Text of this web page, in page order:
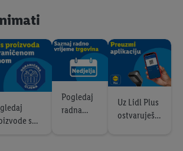
Od ponedjeljka, 3.8.
s
Pogledaj
radna
Uz Lidl Plus
ostvaruješ